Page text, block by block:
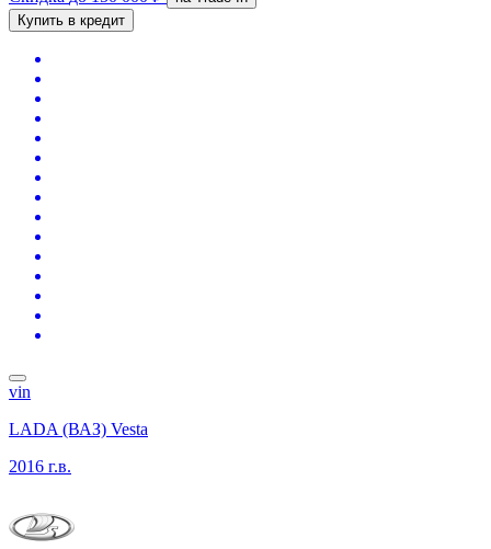
Купить в кредит
vin
LADA (ВАЗ) Vesta
2016 г.в.